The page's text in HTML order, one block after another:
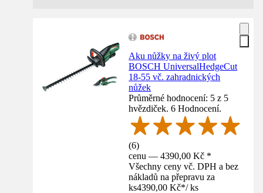
Aku nůžky na živý plot
BOSCH UniversalHedgeCut
18-55 vč. zahradnických
nůžek
Průměrné hodnocení: 5 z 5
hvězdiček. 6 Hodnocení.
(6)
cenu — 4390,00 Kč *
Všechny ceny vč. DPH a bez
nákladů na přepravu za
ks4390,00 Kč*/ ks